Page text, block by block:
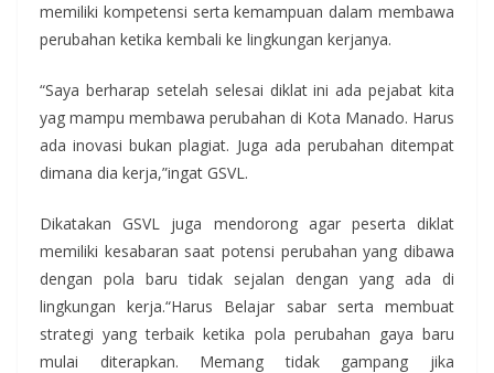
memiliki kompetensi serta kemampuan dalam membawa
perubahan ketika kembali ke lingkungan kerjanya.
“Saya berharap setelah selesai diklat ini ada pejabat kita
yag mampu membawa perubahan di Kota Manado. Harus
ada inovasi bukan plagiat. Juga ada perubahan ditempat
dimana dia kerja,”ingat GSVL.
Dikatakan GSVL juga mendorong agar peserta diklat
memiliki kesabaran saat potensi perubahan yang dibawa
dengan pola baru tidak sejalan dengan yang ada di
lingkungan kerja.“Harus Belajar sabar serta membuat
strategi yang terbaik ketika pola perubahan gaya baru
mulai diterapkan. Memang tidak gampang jika